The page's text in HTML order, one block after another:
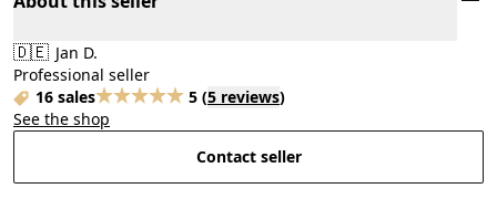
🇩🇪 Jan D.
Professional seller
16 sales
5 (5 reviews)
See the shop
Contact seller